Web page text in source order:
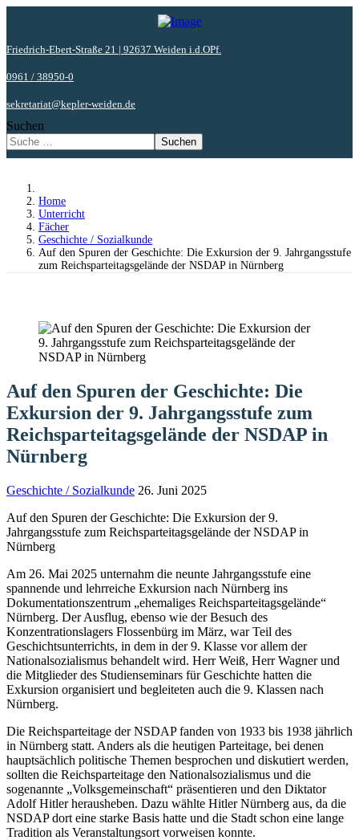
Friedrich-Ebert-Straße 21 | 92637 Weiden i.d.OPf.
0961 / 38950-0
sekretariat@kepler-weiden.de
Suchen
Suchen
Home
Unterricht
Fächer
Geschichte / Sozialkunde
Auf den Spuren der Geschichte: Die Exkursion der 9. Jahrgangsstufe
zum Reichsparteitagsgelände der NSDAP in Nürnberg
Auf den Spuren der Geschichte: Die
Exkursion der 9. Jahrgangsstufe zum
Reichsparteitagsgelände der NSDAP in
Nürnberg
Geschichte / Sozialkunde 26. Juni 2025
Auf den Spuren der Geschichte: Die Exkursion der 9.
Jahrgangsstufe zum Reichsparteitagsgelände der NSDAP in
Nürnberg
Am 26. Mai 2025 unternahm die neunte Jahrgangsstufe eine
spannende und lehrreiche Exkursion nach Nürnberg ins
Dokumentationszentrum „ehemaliges Reichsparteitagsgelände“
Nürnberg. Der Ausflug, ebenso wie der Besuch des
Konzentrationslagers Flossenbürg im März, war Teil des
Geschichtsunterrichts, in dem in der 9. Klasse vor allem der
Nationalsozialismus behandelt wird. Herr Weiß, Herr Wagner und
die Mitglieder des Studienseminars für Geschichte hatten die
Exkursion organisiert und begleiteten auch die 9. Klassen nach
Nürnberg.
Die Reichsparteitage der NSDAP fanden von 1933 bis 1938 jährlich
in Nürnberg statt. Anders als die heutigen Parteitage, bei denen
hauptsächlich politische Themen besprochen und diskutiert werden,
sollten die Reichsparteitage den Nationalsozialismus und die
sogenannte „Volksgemeinschaft“ präsentieren und den Diktator
Adolf Hitler herausheben. Dazu wählte Hitler Nürnberg aus, da die
NSDAP dort eine starke Basis hatte und die Stadt schon eine lange
Tradition als Veranstaltungsort vorweisen konnte.